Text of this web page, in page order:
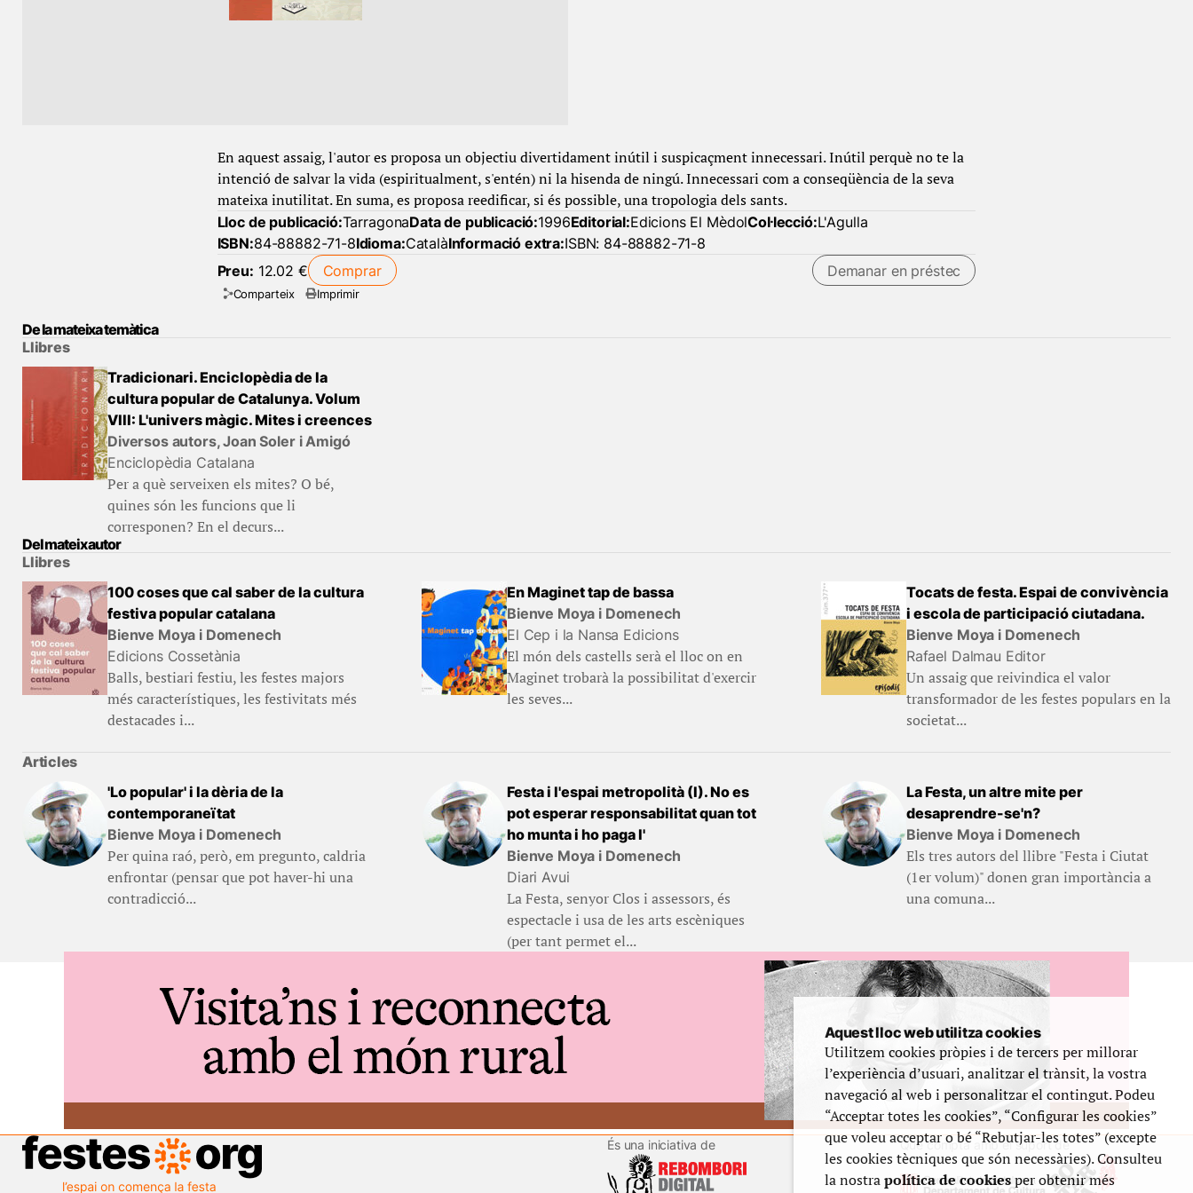
En aquest assaig, l'autor es proposa un objectiu divertidament inútil i suspicaçment innecessari. Inútil perquè no te la
intenció de salvar la vida (espiritualment, s'entén) ni la hisenda de ningú. Innecessari com a conseqüència de la seva
mateixa inutilitat. En suma, es proposa reedificar, si és possible, una tropologia dels sants.
Lloc de publicació:TarragonaData de publicació:1996Editorial:Edicions El MèdolCol·lecció:L'Agulla
ISBN:84-88882-71-8Idioma:CatalàInformació extra:ISBN: 84-88882-71-8
Preu: 12.02 € Comprar Demanar en préstec
Comparteix Imprimir
De la mateixa temàtica
Llibres
Tradicionari. Enciclopèdia de la
cultura popular de Catalunya. Volum
VIII: L'univers màgic. Mites i creences
Diversos autors, Joan Soler i Amigó
Enciclopèdia Catalana
Per a què serveixen els mites? O bé,
quines són les funcions que li
corresponen? En el decurs...
Del mateix autor
Llibres
100 coses que cal saber de la cultura
festiva popular catalana
Bienve Moya i Domenech
Edicions Cossetània
Balls, bestiari festiu, les festes majors
més característiques, les festivitats més
destacades i...
En Maginet tap de bassa
Bienve Moya i Domenech
El Cep i la Nansa Edicions
El món dels castells serà el lloc on en
Maginet trobarà la possibilitat d'exercir
les seves...
Tocats de festa. Espai de convivència
i escola de participació ciutadana.
Bienve Moya i Domenech
Rafael Dalmau Editor
Un assaig que reivindica el valor
transformador de les festes populars en la
societat...
Articles
'Lo popular' i la dèria de la
contemporaneïtat
Bienve Moya i Domenech
Per quina raó, però, em pregunto, caldria
enfrontar (pensar que pot haver-hi una
contradicció...
Festa i l'espai metropolità (I). No es
pot esperar responsabilitat quan tot
ho munta i ho paga l'
Bienve Moya i Domenech
Diari Avui
La Festa, senyor Clos i assessors, és
espectacle i usa de les arts escèniques
(per tant permet el...
La Festa, un altre mite per
desaprendre-se'n?
Bienve Moya i Domenech
Els tres autors del llibre "Festa i Ciutat
(1er volum)" donen gran importància a
una comuna...
És una iniciativa de Que compta amb el suport de
Aquest lloc web utilitza cookies
Utilitzem cookies pròpies i de tercers per millorar
l’experiència d’usuari, analitzar el trànsit, la vostra
navegació al web i personalitzar el contingut. Podeu
“Acceptar totes les cookies”, “Configurar les cookies”
que voleu acceptar o bé “Rebutjar-les totes” (excepte
les cookies tècniques que són necessàries). Consulteu
la nostrapolítica de cookiesper obtenir més